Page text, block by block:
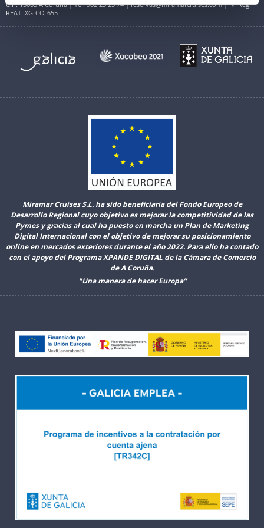
C.P. 15003 A Coruña | Tel. 982 25 25 74 | reservas@miramarcruises.com | Nº Reg.
REAT: XG-CO-655
Miramar Cruises S.L. ha sido beneficiaria del Fondo Europeo de
Desarrollo Regional cuyo objetivo es mejorar la competitividad de las
Pymes y gracias al cual ha puesto en marcha un Plan de Marketing
Digital Internacional con el objetivo de mejorar su posicionamiento
online en mercados exteriores durante el año 2022. Para ello ha contado
con el apoyo del Programa XPANDE DIGITAL de la Cámara de Comercio
de A Coruña.
"Una manera de hacer Europa”